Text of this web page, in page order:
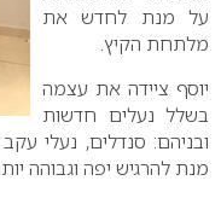
על מנת לחדש את
מלתחת הקיץ.
יוסף ציידה את עצמה
בשלל נעלים חדשות
ובניהם: סנדלים, נעלי
מנת להרגיש יפה וגבוהה